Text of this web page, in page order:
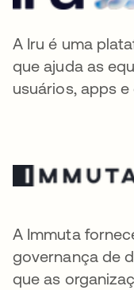
A Iru é uma
que ajuda as
usuários, apps
A Immuta
governança de
que as